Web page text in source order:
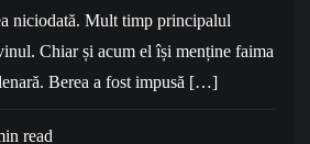
niciodată. Mult timp principalul
Chiar și acum el își menține faima
Berea a fost impusă […]
read